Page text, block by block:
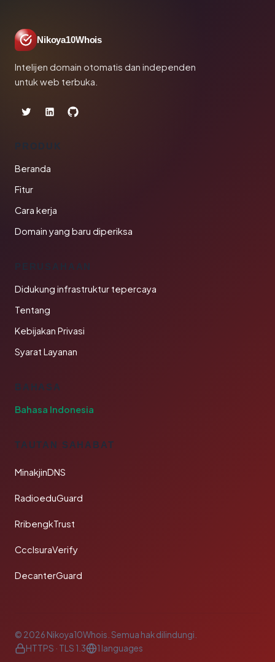
Nikoya10Whois
Intelijen domain otomatis dan independen
untuk web terbuka.
PRODUK
Beranda
Fitur
Cara kerja
Domain yang baru diperiksa
PERUSAHAAN
Didukung infrastruktur tepercaya
Tentang
Kebijakan Privasi
Syarat Layanan
BAHASA
Bahasa Indonesia
TAUTAN SAHABAT
MinakjinDNS
RadioeduGuard
RribengkTrust
CcclsuraVerify
DecanterGuard
© 2026 Nikoya10Whois. Semua hak dilindungi.
HTTPS · TLS 1.3
1 languages